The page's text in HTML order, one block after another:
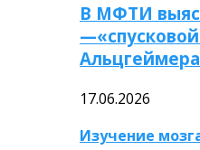
В МФТИ
17.06.2026
Изучение